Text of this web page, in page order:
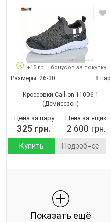
+15 грн. бонусов за покупку
Размеры: 26-30 8 пар
Кроссовки Callion 11006-1
(Демисезон)
Цена за пару
325 грн.
Цена за ящик
2 600 грн.
Купить Подробнее
Показать ещё